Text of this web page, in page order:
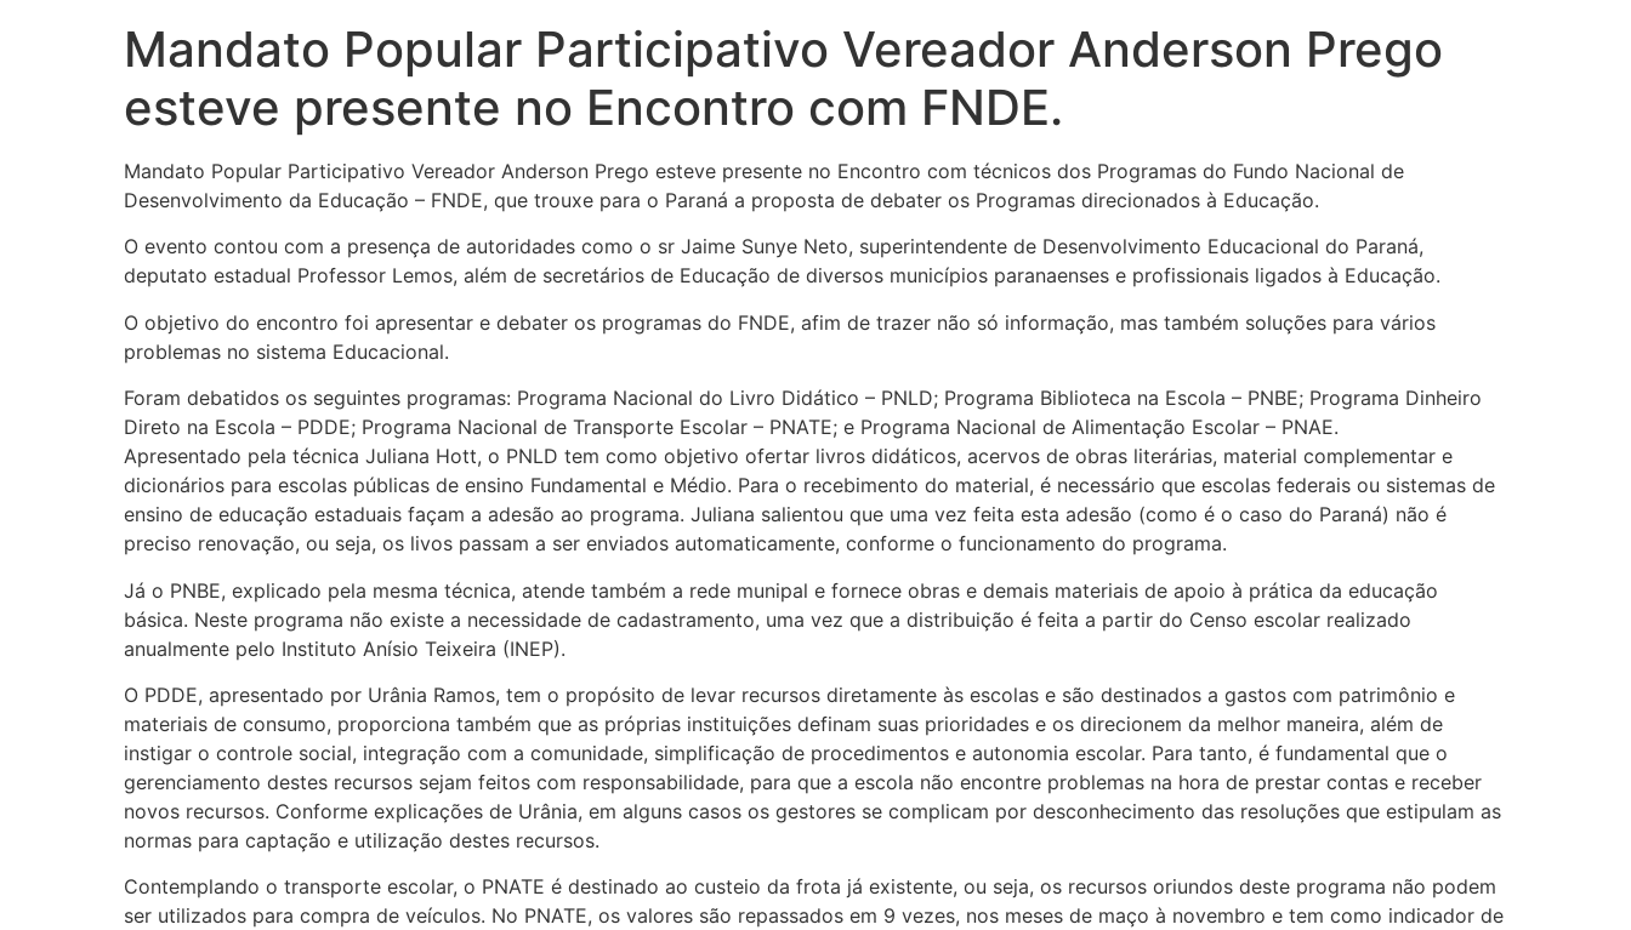
Mandato Popular Participativo Vereador Anderson Prego
esteve presente no Encontro com FNDE.
Mandato Popular Participativo Vereador Anderson Prego esteve presente no Encontro com técnicos dos Programas do Fundo Nacional de
Desenvolvimento da Educação – FNDE, que trouxe para o Paraná a proposta de debater os Programas direcionados à Educação.
O evento contou com a presença de autoridades como o sr Jaime Sunye Neto, superintendente de Desenvolvimento Educacional do Paraná,
deputato estadual Professor Lemos, além de secretários de Educação de diversos municípios paranaenses e profissionais ligados à Educação.
O objetivo do encontro foi apresentar e debater os programas do FNDE, afim de trazer não só informação, mas também soluções para vários
problemas no sistema Educacional.
Foram debatidos os seguintes programas: Programa Nacional do Livro Didático – PNLD; Programa Biblioteca na Escola – PNBE; Programa Dinheiro
Direto na Escola – PDDE; Programa Nacional de Transporte Escolar – PNATE; e Programa Nacional de Alimentação Escolar – PNAE.
Apresentado pela técnica Juliana Hott, o PNLD tem como objetivo ofertar livros didáticos, acervos de obras literárias, material complementar e
dicionários para escolas públicas de ensino Fundamental e Médio. Para o recebimento do material, é necessário que escolas federais ou sistemas de
ensino de educação estaduais façam a adesão ao programa. Juliana salientou que uma vez feita esta adesão (como é o caso do Paraná) não é
preciso renovação, ou seja, os livos passam a ser enviados automaticamente, conforme o funcionamento do programa.
Já o PNBE, explicado pela mesma técnica, atende também a rede munipal e fornece obras e demais materiais de apoio à prática da educação
básica. Neste programa não existe a necessidade de cadastramento, uma vez que a distribuição é feita a partir do Censo escolar realizado
anualmente pelo Instituto Anísio Teixeira (INEP).
O PDDE, apresentado por Urânia Ramos, tem o propósito de levar recursos diretamente às escolas e são destinados a gastos com patrimônio e
materiais de consumo, proporciona também que as próprias instituições definam suas prioridades e os direcionem da melhor maneira, além de
instigar o controle social, integração com a comunidade, simplificação de procedimentos e autonomia escolar. Para tanto, é fundamental que o
gerenciamento destes recursos sejam feitos com responsabilidade, para que a escola não encontre problemas na hora de prestar contas e receber
novos recursos. Conforme explicações de Urânia, em alguns casos os gestores se complicam por desconhecimento das resoluções que estipulam as
normas para captação e utilização destes recursos.
Contemplando o transporte escolar, o PNATE é destinado ao custeio da frota já existente, ou seja, os recursos oriundos deste programa não podem
ser utilizados para compra de veículos. No PNATE, os valores são repassados em 9 vezes, nos meses de maço à novembro e tem como indicador de